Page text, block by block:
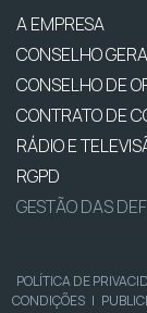
A EMPRESA
CONSELHO
CONSELHO DE
CONTRATO DE
RÁDIO E
RGPD
GESTÃO DAS
POLÍTICA DE
CONDIÇÕES |